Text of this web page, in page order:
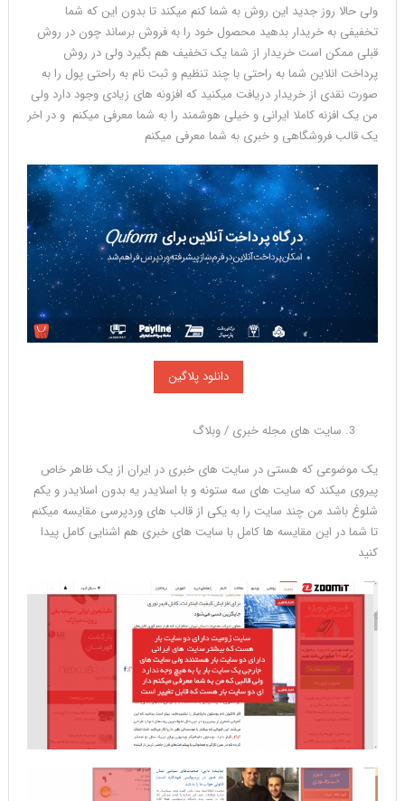
ولی حالا روز جدید این روش به شما کنم میکند تا بدون این که شما
تخفیفی به خریدار بدهید محصول خود را به فروش برساند چون در روش
قبلی ممکن است خریدار از شما یک تخفیف هم بگیرد ولی در روش
پرداخت انلاین شما به راحتی با چند تنظیم و ثبت نام به راحتی پول را به
صورت نقدی از خریدار دریافت میکنید که افزونه های زیادی وجود دارد ولی
من یک افزنه کاملا ایرانی و خیلی هوشمند را به شما معرفی میکنم و در اخر
یک قالب فروشگاهی و خبری به شما معرفی میکنم
دانلود پلاگین
سایت های مجله خبری / وبلاگ
یک موضوعی که هستی در سایت های خبری در ایران از یک ظاهر خاص
پیروی میکند که سایت های سه ستونه و با اسلایدر یه بدون اسلایدر و یکم
شلوغ باشد من چند سایت را به یکی از قالب های وردپرسی مقایسه میکنم
تا شما در این مقایسه ها کامل با سایت های خبری هم اشنایی کامل پیدا
کنید